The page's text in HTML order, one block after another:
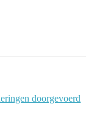
doorgevoerd